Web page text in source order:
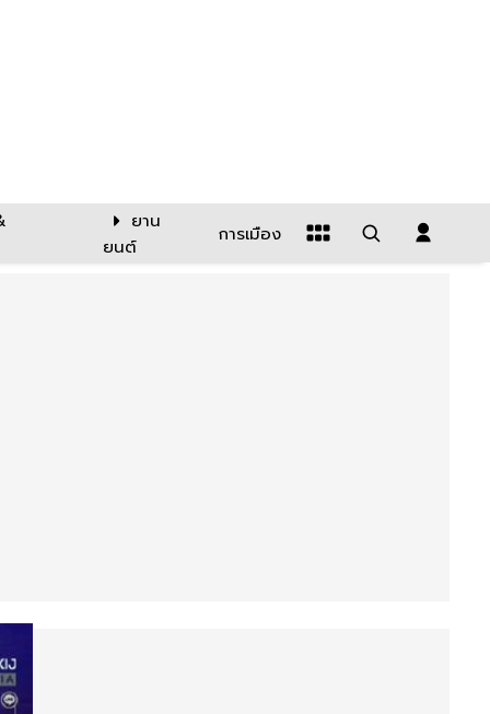
ยาน
ยนต์
การเมือง